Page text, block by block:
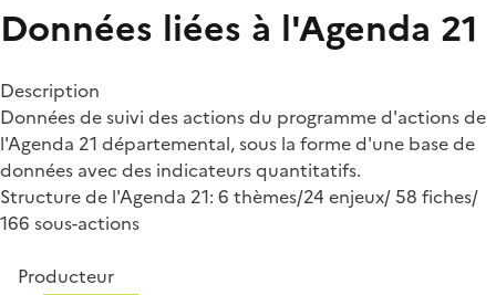
Données liées à l'Agenda 21
Description
Données de suivi des actions du programme d'actions de
l'Agenda 21 départemental, sous la forme d'une base de
données avec des indicateurs quantitatifs.
Structure de l'Agenda 21: 6 thèmes/24 enjeux/ 58 fiches/
166 sous-actions
Producteur